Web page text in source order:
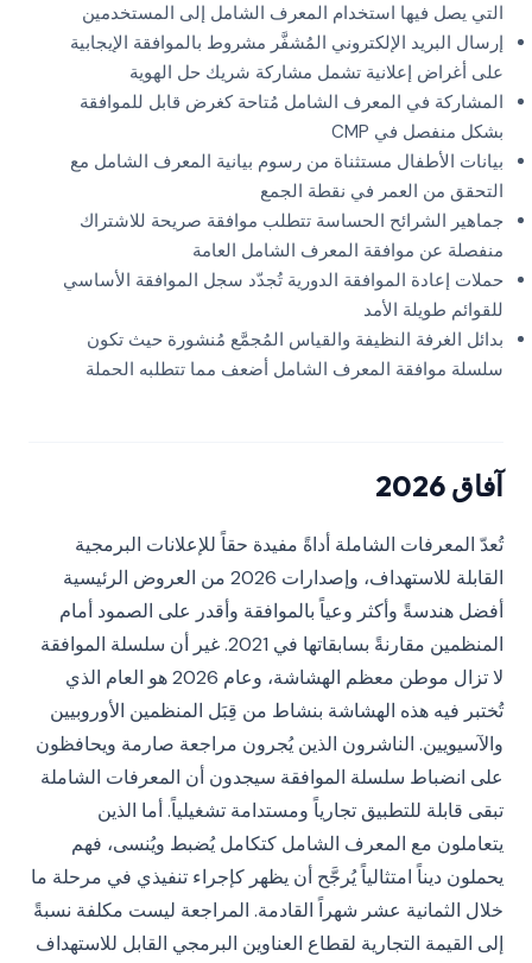
التي يصل فيها استخدام المعرف الشامل إلى المستخدمين
إرسال البريد الإلكتروني المُشفَّر مشروط بالموافقة الإيجابية
على أغراض إعلانية تشمل مشاركة شريك حل الهوية
المشاركة في المعرف الشامل مُتاحة كغرض قابل للموافقة
بشكل منفصل في CMP
بيانات الأطفال مستثناة من رسوم بيانية المعرف الشامل مع
التحقق من العمر في نقطة الجمع
جماهير الشرائح الحساسة تتطلب موافقة صريحة للاشتراك
منفصلة عن موافقة المعرف الشامل العامة
حملات إعادة الموافقة الدورية تُجدّد سجل الموافقة الأساسي
للقوائم طويلة الأمد
بدائل الغرفة النظيفة والقياس المُجمَّع مُنشورة حيث تكون
سلسلة موافقة المعرف الشامل أضعف مما تتطلبه الحملة
آفاق 2026
تُعدّ المعرفات الشاملة أداةً مفيدة حقاً للإعلانات البرمجية
القابلة للاستهداف، وإصدارات 2026 من العروض الرئيسية
أفضل هندسةً وأكثر وعياً بالموافقة وأقدر على الصمود أمام
المنظمين مقارنةً بسابقاتها في 2021. غير أن سلسلة الموافقة
لا تزال موطن معظم الهشاشة، وعام 2026 هو العام الذي
تُختبر فيه هذه الهشاشة بنشاط من قِبَل المنظمين الأوروبيين
والآسيويين. الناشرون الذين يُجرون مراجعة صارمة ويحافظون
على انضباط سلسلة الموافقة سيجدون أن المعرفات الشاملة
تبقى قابلة للتطبيق تجارياً ومستدامة تشغيلياً. أما الذين
يتعاملون مع المعرف الشامل كتكامل يُضبط ويُنسى، فهم
يحملون ديناً امتثالياً يُرجَّح أن يظهر كإجراء تنفيذي في مرحلة ما
خلال الثمانية عشر شهراً القادمة. المراجعة ليست مكلفة نسبةً
إلى القيمة التجارية لقطاع العناوين البرمجي القابل للاستهداف